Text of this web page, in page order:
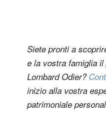
Siete pronti a
e la vostra famiglia
Lombard Odier?
inizio alla vostra
patrimoniale